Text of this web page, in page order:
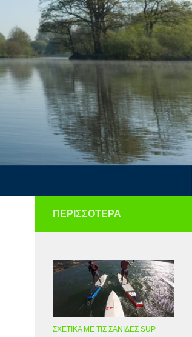
ΠΕΡΙΣΣΌΤΕΡΑ
ΣΧΕΤΙΚΆ ΜΕ ΤΙΣ ΣΑΝΊΔΕΣ SUP